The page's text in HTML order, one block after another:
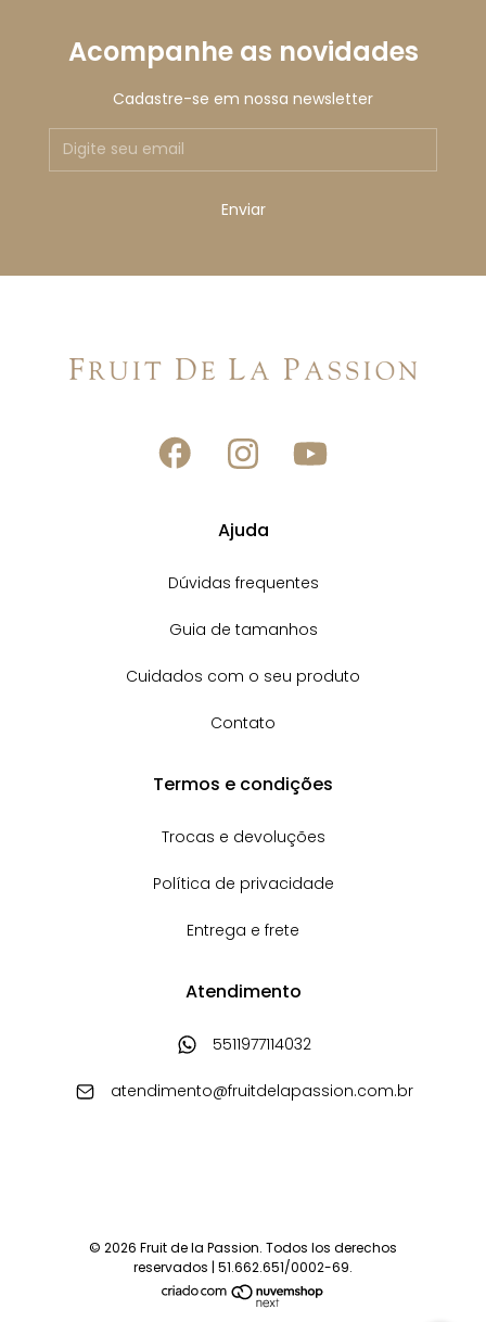
Acompanhe as novidades
Cadastre-se em nossa newsletter
Ajuda
Dúvidas frequentes
Guia de tamanhos
Cuidados com o seu produto
Contato
Termos e condições
Trocas e devoluções
Política de privacidade
Entrega e frete
Atendimento
5511977114032
atendimento@fruitdelapassion.com.br
© 2026 Fruit de la Passion. Todos los derechos
reservados | 51.662.651/0002-69.